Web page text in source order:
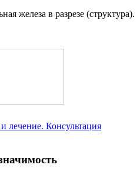
железа в разрезе (структура).
лечение. Консультация